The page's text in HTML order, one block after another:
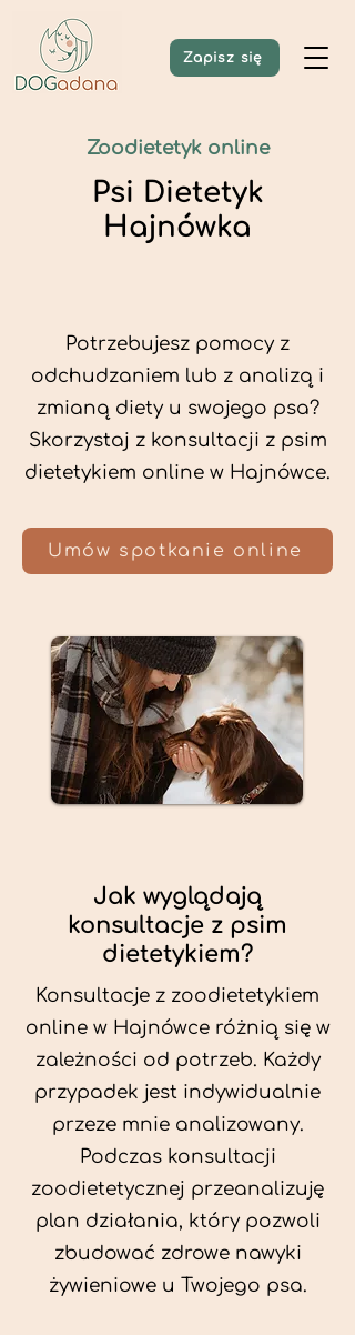
Zapisz się
Zoodietetyk online
Psi Dietetyk
Hajnówka
Potrzebujesz pomocy z
odchudzaniem lub z analizą i
zmianą diety u swojego psa?
Skorzystaj z konsultacji z psim
dietetykiem online w Hajnówce.
Umów spotkanie online
Jak wyglądają
konsultacje z psim
dietetykiem?
Konsultacje z zoodietetykiem
online w Hajnówce różnią się w
zależności od potrzeb. Każdy
przypadek jest indywidualnie
przeze mnie analizowany.
Podczas konsultacji
zoodietetycznej przeanalizuję
plan działania, który pozwoli
zbudować zdrowe nawyki
żywieniowe u Twojego psa.